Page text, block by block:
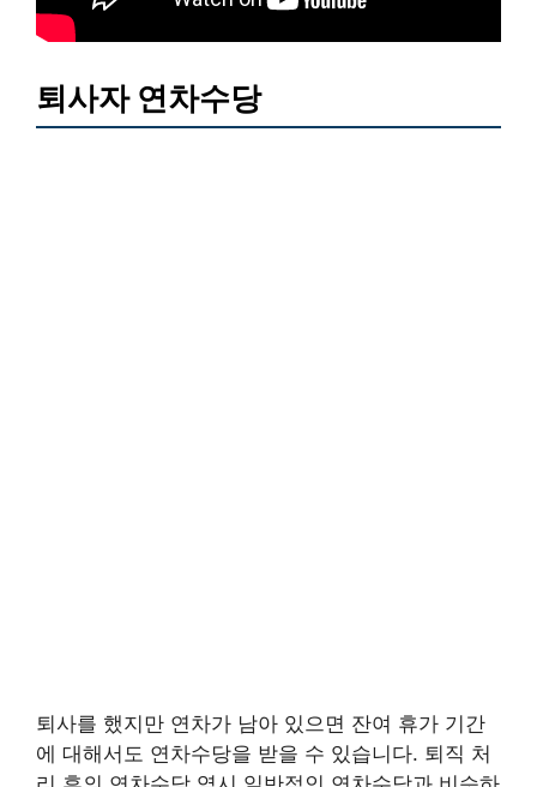
퇴사자 연차수당
퇴사를 했지만 연차가 남아 있으면 잔여 휴가 기간
에 대해서도 연차수당을 받을 수 있습니다. 퇴직 처